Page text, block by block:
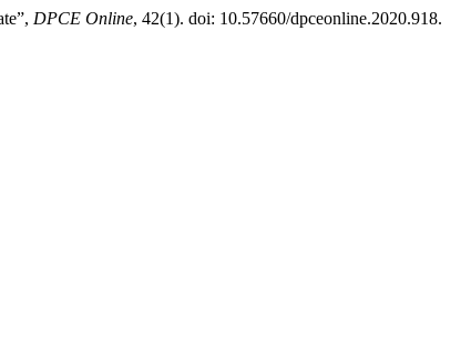
DPCE Online, 42(1). doi: 10.57660/dpceonline.2020.918.